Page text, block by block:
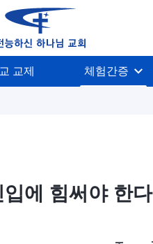
교제 체험간증
에 힘써야 한다